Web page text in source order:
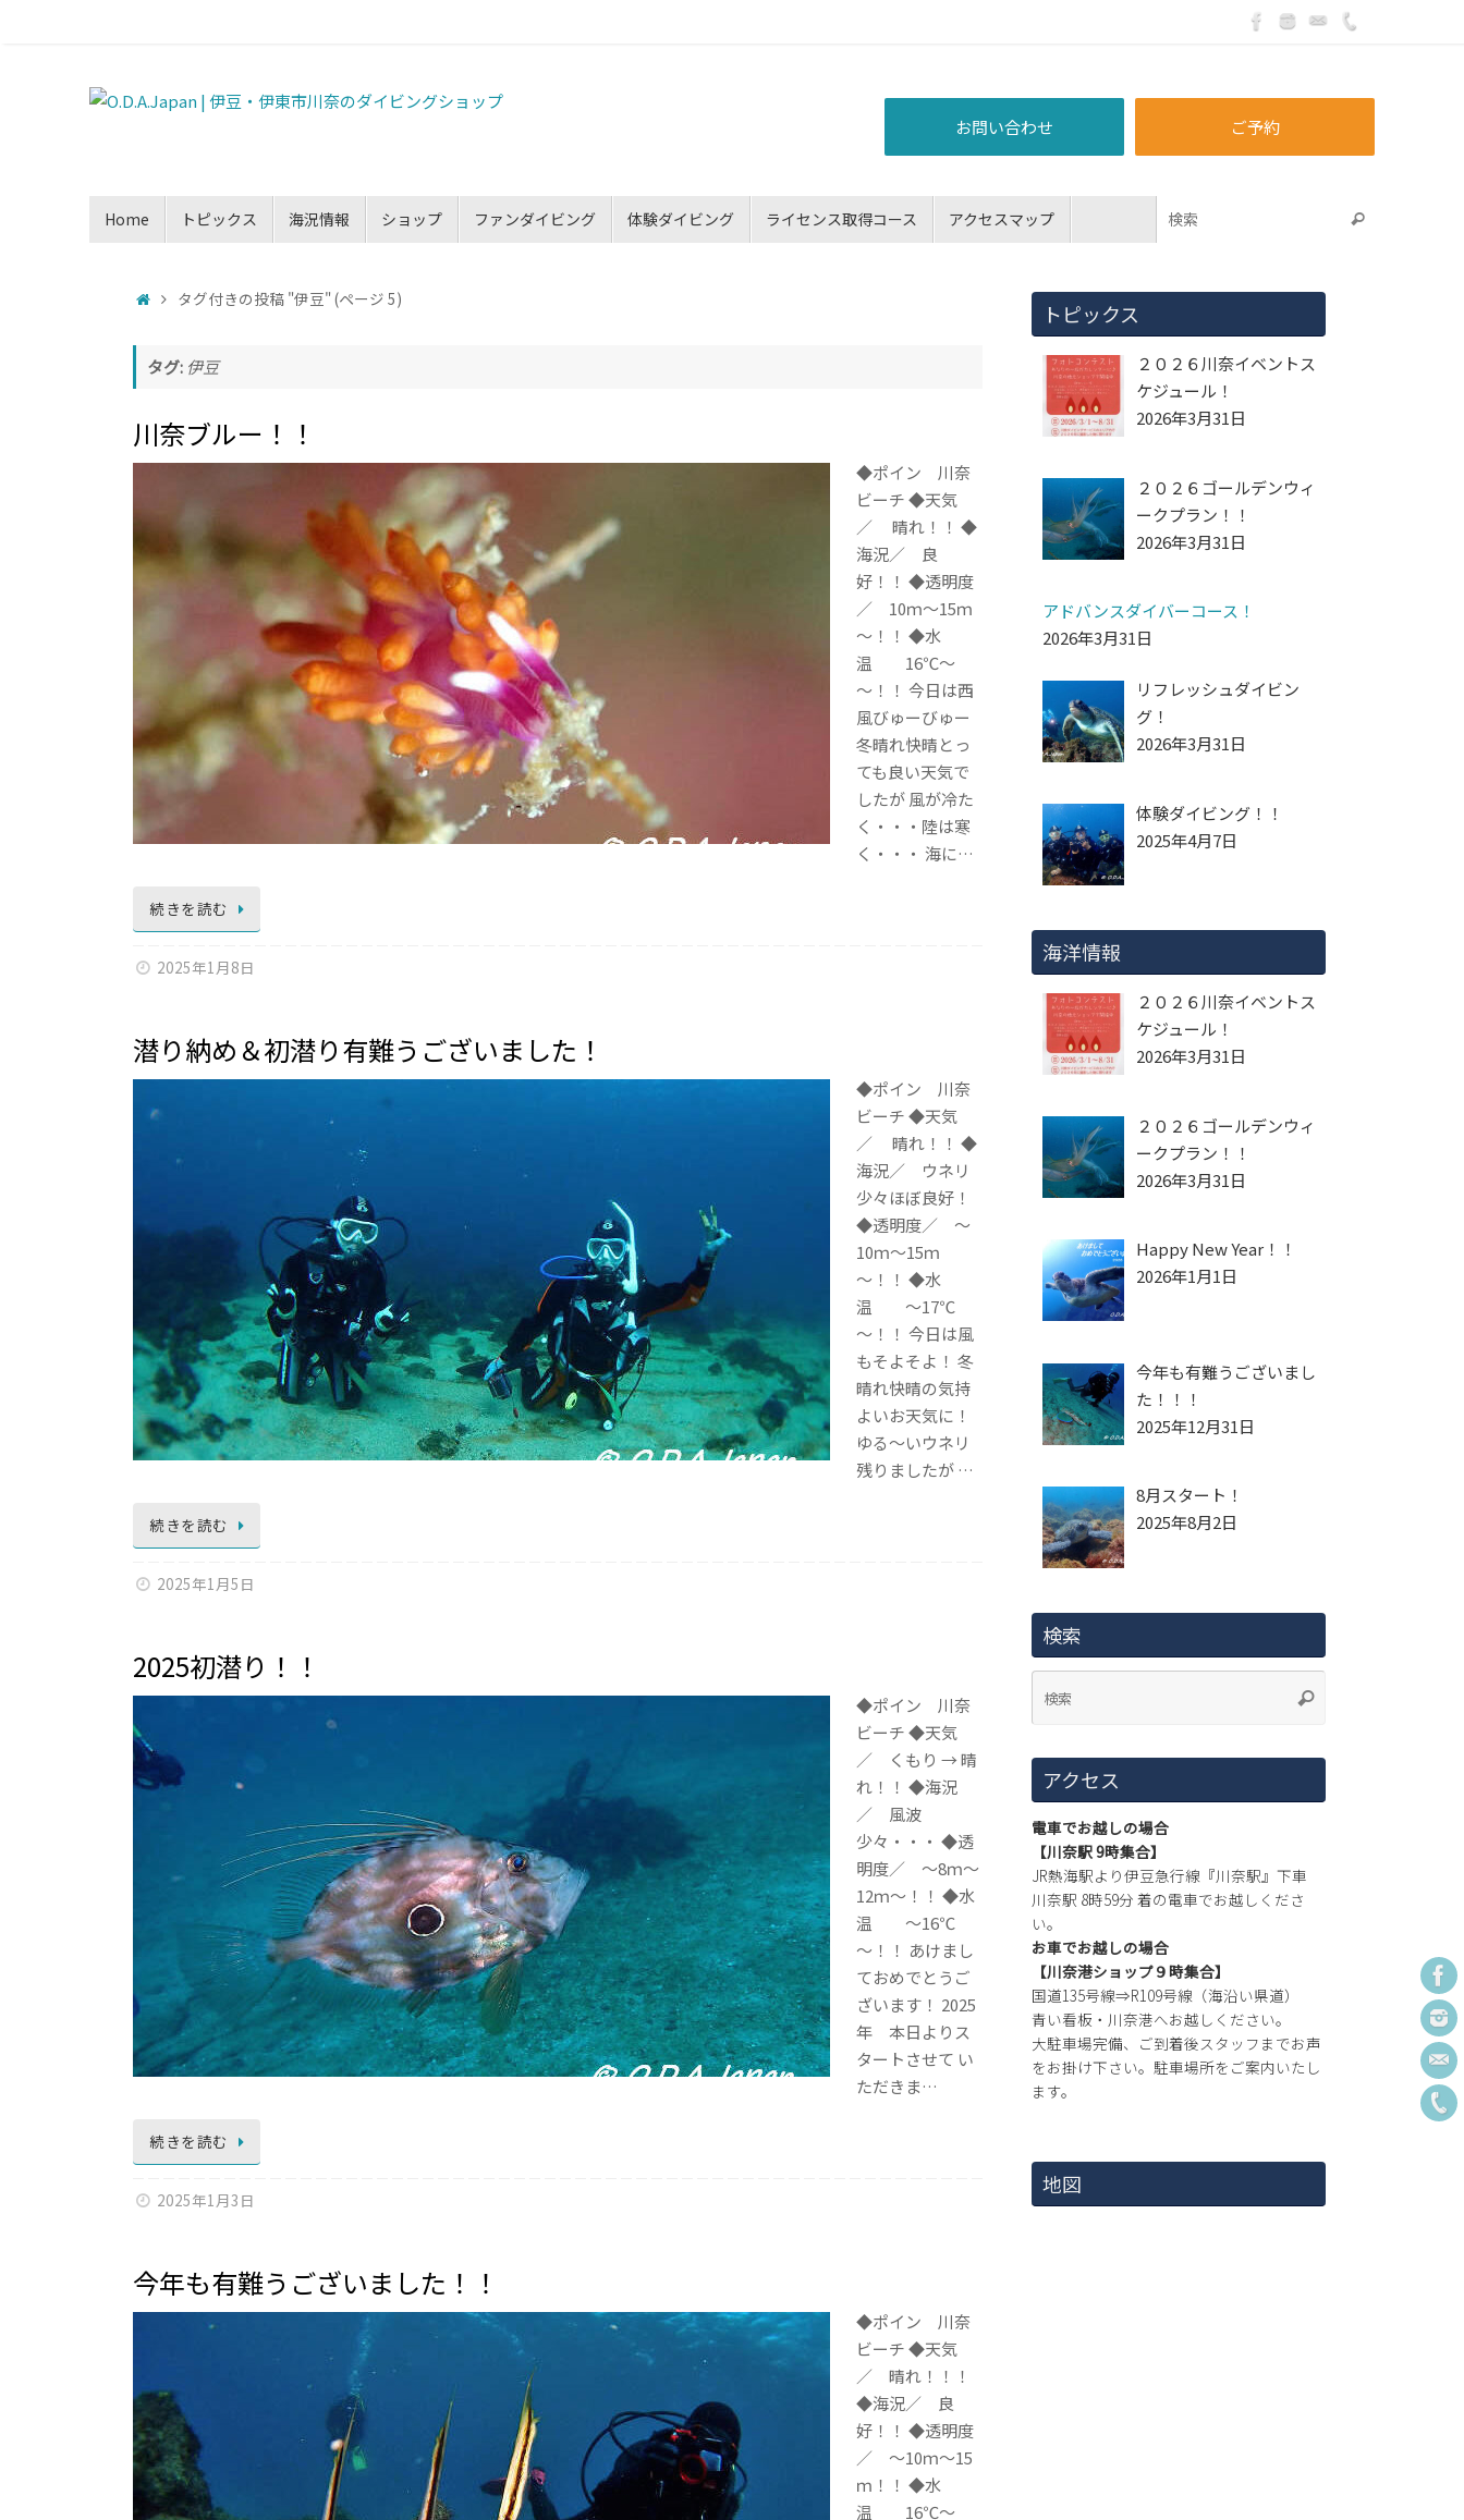
ご予約
お問い合わせ
Home トピックス 海況情報 ショップ ファンダイビング 体験ダイビング ライセンス取得コース アクセスマップ
タグ付きの投稿 "伊豆" (ページ 5)
タグ: 伊豆
川奈ブルー！！
◆ポイン 川奈
ビーチ ◆天気
／ 晴れ！！ ◆
海況／ 良
好！！ ◆透明度
／ 10ｍ～15ｍ
～！！ ◆水
温 16℃～
～！！ 今日は西
風びゅーびゅー
冬晴れ快晴とっ
ても良い天気で
したが 風が冷た
く・・・陸は寒
く・・・ 海に…
続きを読む
2025年1月8日
潜り納め＆初潜り有難うございました！
◆ポイン 川奈
ビーチ ◆天気
／ 晴れ！！ ◆
海況／ ウネリ
少々ほぼ良好！
◆透明度／ ～
10ｍ～15ｍ
～！！ ◆水
温 ～17℃
～！！ 今日は風
もそよそよ！ 冬
晴れ快晴の気持
よいお天気に！
ゆる～いウネリ
残りましたが …
続きを読む
2025年1月5日
2025初潜り！！
◆ポイン 川奈
ビーチ ◆天気
／ くもり → 晴
れ！！ ◆海況
／ 風波
少々・・・ ◆透
明度／ ～8ｍ～
12ｍ～！！ ◆水
温 ～16℃
～！！ あけまし
ておめでとうご
ざいます！ 2025
年 本日よりス
タートさせて い
ただきま…
続きを読む
2025年1月3日
今年も有難うございました！！
◆ポイン 川奈
ビーチ ◆天気
／ 晴れ！！！
◆海況／ 良
好！！ ◆透明度
／ ～10ｍ～15
ｍ！！ ◆水
温 16℃～
トピックス
２０２６川奈イベントス
ケジュール！
2026年3月31日
２０２６ゴールデンウィ
ークプラン！！
2026年3月31日
アドバンスダイバーコース！
2026年3月31日
リフレッシュダイビン
グ！
2026年3月31日
体験ダイビング！！
2025年4月7日
海洋情報
２０２６川奈イベントス
ケジュール！
2026年3月31日
２０２６ゴールデンウィ
ークプラン！！
2026年3月31日
Happy New Year！！
2026年1月1日
今年も有難うございまし
た！！！
2025年12月31日
8月スタート！
2025年8月2日
検索
アクセス
電車でお越しの場合
【川奈駅 9時集合】
JR熱海駅より伊豆急行線『川奈駅』下車
川奈駅 8時59分 着の電車でお越しくださ
い。
お車でお越しの場合
【川奈港ショップ９時集合】
国道135号線⇒R109号線（海沿い県道）
青い看板・川奈港へお越しください。
大駐車場完備、ご到着後スタッフまでお声
をお掛け下さい。駐車場所をご案内いたし
ます。
地図